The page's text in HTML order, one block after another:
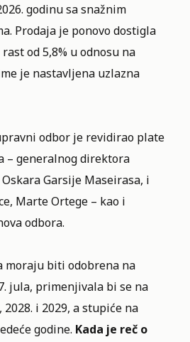
godinu sa snažnim
Prodaja je ponovo dostigla
od 5,8% u odnosu na
je nastavljena uzlazna
odbor je revidirao plate
– generalnog direktora
Garsije Maseirasa, i
Marte Ortege – kao i
odbora.
moraju biti odobrena na
jula, primenjivala bi se na
i 2029, a stupiće na
godine. Kada je reč o